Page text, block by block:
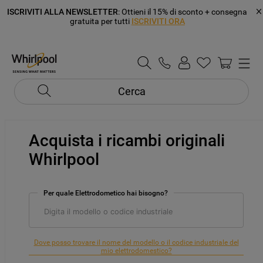
ISCRIVITI ALLA NEWSLETTER: Ottieni il 15% di sconto + consegna
gratuita per tutti ISCRIVITI ORA
Cerca
Acquista i ricambi originali
Whirlpool
Per quale Elettrodometico hai bisogno?
Dove posso trovare il nome del modello o il codice industriale del
mio elettrodomestico?